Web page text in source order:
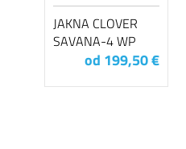
JAKNA CLOVER
SAVANA-4 WP
od 199,50 €